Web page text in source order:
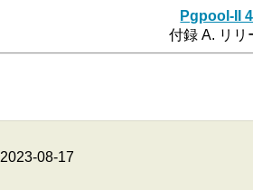
Pgpool-II
付録 A. リリ
2023-08-17